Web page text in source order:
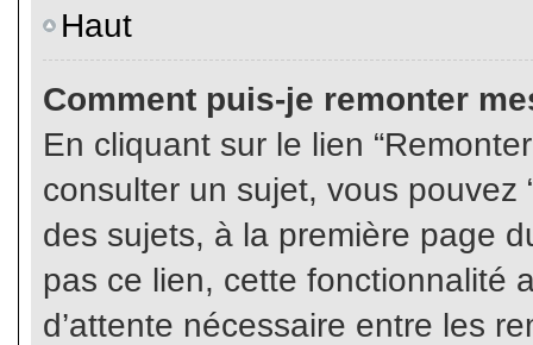
Haut
Comment puis-je remonter
En cliquant sur le lien
consulter un sujet, vous pouvez
des sujets, à la première page
pas ce lien, cette fonctionnalité
d’attente nécessaire entre les